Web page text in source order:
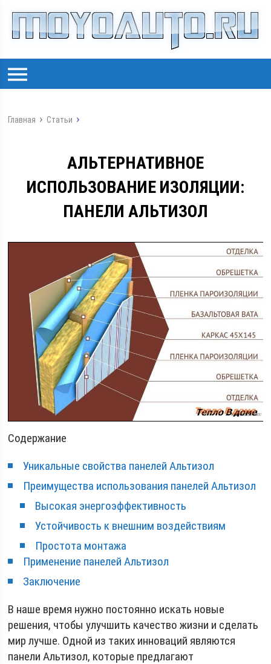
Главная Статьи
АЛЬТЕРНАТИВНОЕ
ИСПОЛЬЗОВАНИЕ ИЗОЛЯЦИИ:
ПАНЕЛИ АЛЬТИЗОЛ
Содержание
Уникальные свойства панелей Альтизол
Преимущества использования панелей Альтизол
Высокая энергоэффективность
Устойчивость к внешним воздействиям
Простота монтажа
Применение панелей Альтизол
Заключение
В наше время нужно постоянно искать новые
решения, чтобы улучшить качество жизни и сделать
мир лучше. Одной из таких инноваций являются
панели Альтизол, которые предлагают